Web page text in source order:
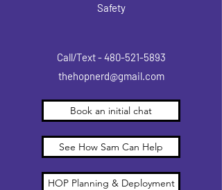
Safety
Call/Text -480-521-5893
thehopnerd@gmail.com
Book an initial chat
See How Sam Can Help
HOP Planning & Deployment